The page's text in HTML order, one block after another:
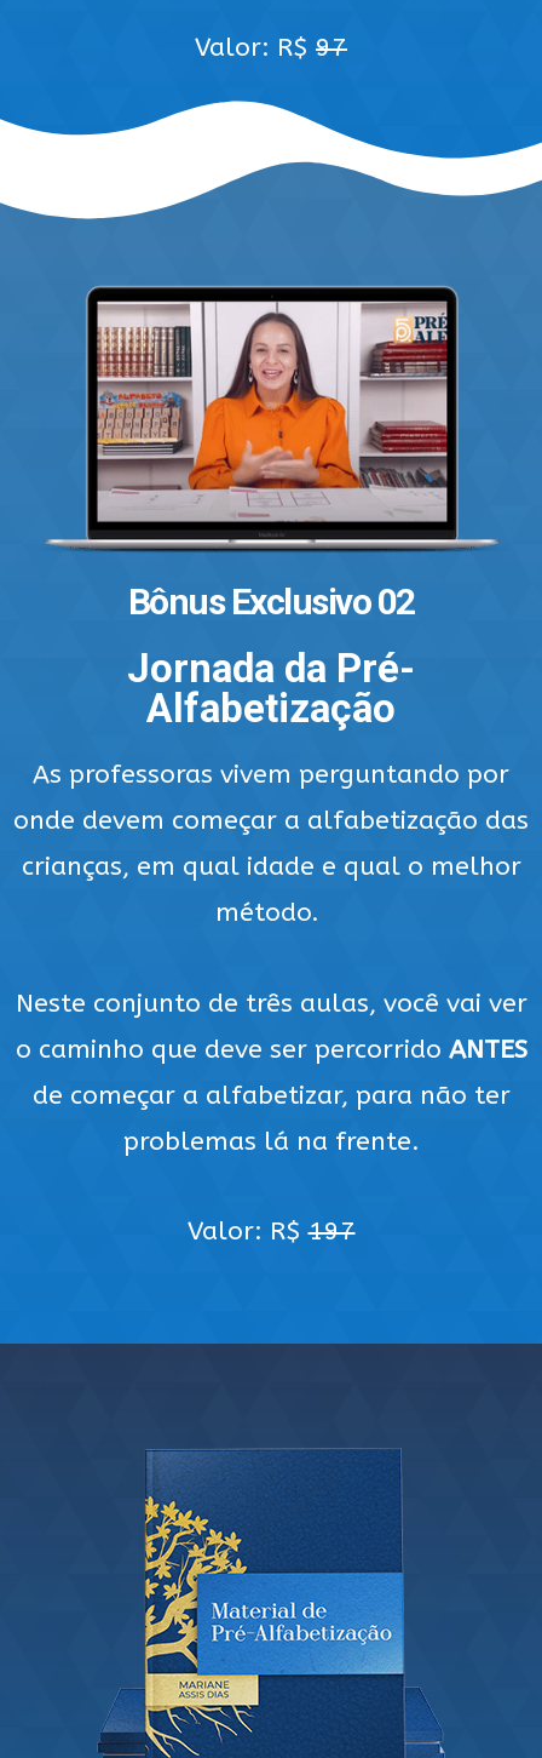
Valor: R$ 97
Bônus Exclusivo 02
Jornada da Pré-
Alfabetização
As professoras vivem perguntando por
onde devem começar a alfabetização das
crianças, em qual idade e qual o melhor
método.
Neste conjunto de três aulas, você vai ver
o caminho que deve ser percorrido ANTES
de começar a alfabetizar, para não ter
problemas lá na frente.
Valor: R$197